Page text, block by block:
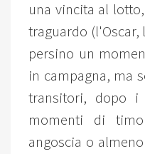
una vincita al
traguardo
persino un
in campagna, ma
transitori, dopo i
momenti di
angoscia o